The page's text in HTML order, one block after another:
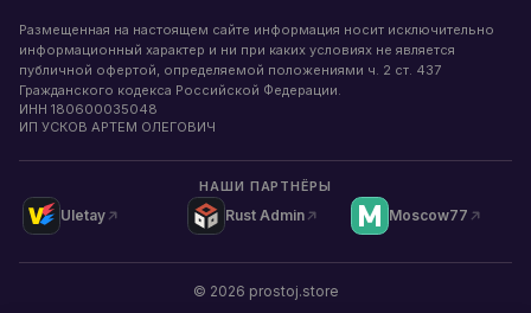
Размещенная на настоящем сайте информация носит исключительно
информационный характер и ни при каких условиях не является
публичной офертой, определяемой положениями ч. 2 ст. 437
Гражданского кодекса Российской Федерации.
ИНН 180600035048
ИП УСКОВ АРТЕМ ОЛЕГОВИЧ
НАШИ ПАРТНЁРЫ
Uletay Rust Admin Moscow77
© 2026 prostoj.store